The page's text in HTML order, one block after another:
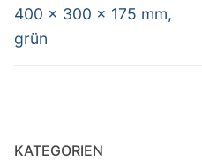
400 x 300 x 175 mm,
grün
KATEGORIEN